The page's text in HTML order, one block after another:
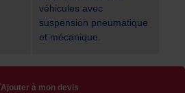
véhicules avec
suspension pneumatique
et mécanique.
Ajouter à mon devis